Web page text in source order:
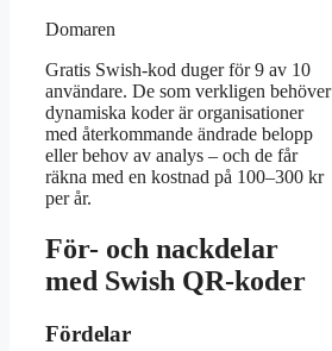
Domaren
Gratis Swish-kod duger för 9 av 10
användare. De som verkligen behöver
dynamiska koder är organisationer
med återkommande ändrade belopp
eller behov av analys – och de får
räkna med en kostnad på 100–300 kr
per år.
För- och nackdelar
med Swish QR-koder
Fördelar